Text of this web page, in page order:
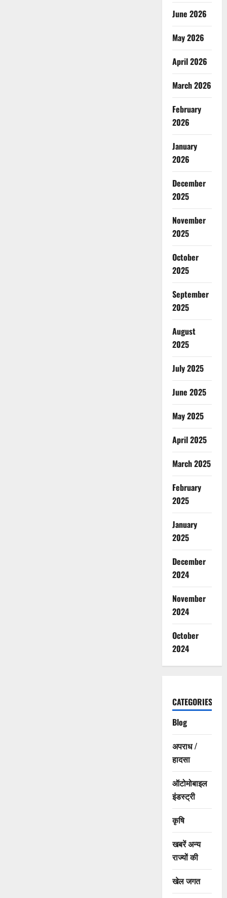
June 2026
May 2026
April 2026
March 2026
February
2026
January
2026
December
2025
November
2025
October
2025
September
2025
August
2025
July 2025
June 2025
May 2025
April 2025
March 2025
February
2025
January
2025
December
2024
November
2024
October
2024
CATEGORIES
Blog
अपराध /
हादसा
ऑटोमोबाइल
इंडस्ट्री
कृषि
खबरें अन्य
राज्यों की
खेल जगत